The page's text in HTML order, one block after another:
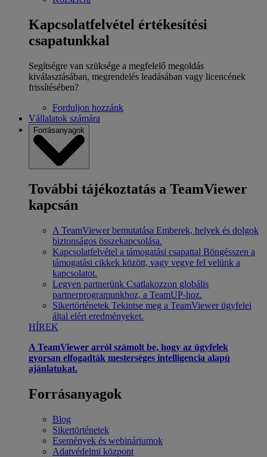
Kapcsolatfelvétel értékesítési
csapatunkkal
Segítségre van szüksége a megfelelő megoldás
kiválasztásában, megrendelés leadásában vagy licencének
frissítésében?
Forduljon hozzánk
Vállalatok számára
Forrásanyagok
További tájékoztatás a TeamViewer
kapcsán
A TeamViewer bemutatása Emberek, helyek és dolgok
biztonságos összekapcsolása.
Kapcsolatfelvétel a támogatási csapattal Böngésszen a
támogatási cikkek között, vagy vegye fel velünk a
kapcsolatot.
Legyen partnerünk Csatlakozzon globális
partnerprogramunkhoz, a TeamUP-hoz.
Sikertörténetek Tekintse meg a TeamViewer ügyfelei
által elért eredményeket.
HÍREK
A TeamViewer arról számolt be, hogy az ügyfelek
gyorsan elfogadták mesterséges intelligencia alapú
ajánlatukat.
Forrásanyagok
Blog
Sikertörténetek
Események és webináriumok
Adatvédelmi központ